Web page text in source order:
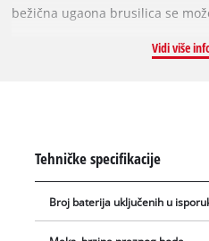
bežična ugaona brusilica se
snažan motor bez četkica.
primenama putem kontrole
čak i pod velikim
omogućava brzu zamenu
Vidi više
Tehničke specifikacije
Broj baterija uključenih u